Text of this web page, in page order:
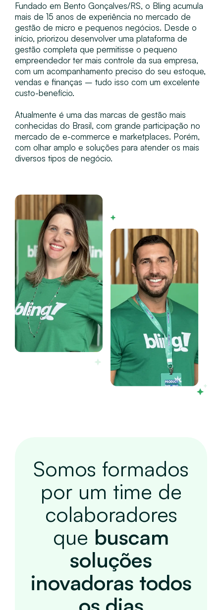
Fundado em Bento Gonçalves/RS, o Bling acumula
mais de 15 anos de experiência no mercado de
gestão de micro e pequenos negócios. Desde o
início, priorizou desenvolver uma plataforma de
gestão completa que permitisse o pequeno
empreendedor ter mais controle da sua empresa,
com um acompanhamento preciso do seu estoque,
vendas e finanças – tudo isso com um excelente
custo-benefício.
Atualmente é uma das marcas de gestão mais
conhecidas do Brasil, com grande participação no
mercado de e-commerce e marketplaces. Porém,
com olhar amplo e soluções para atender os mais
diversos tipos de negócio.
Somos formados
por um time de
colaboradores
que buscam
soluções
inovadoras todos